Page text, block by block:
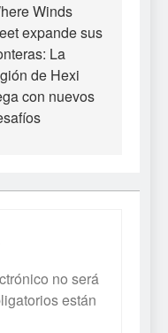
Winds
expande sus
La
de Hexi
con nuevos
no será
están